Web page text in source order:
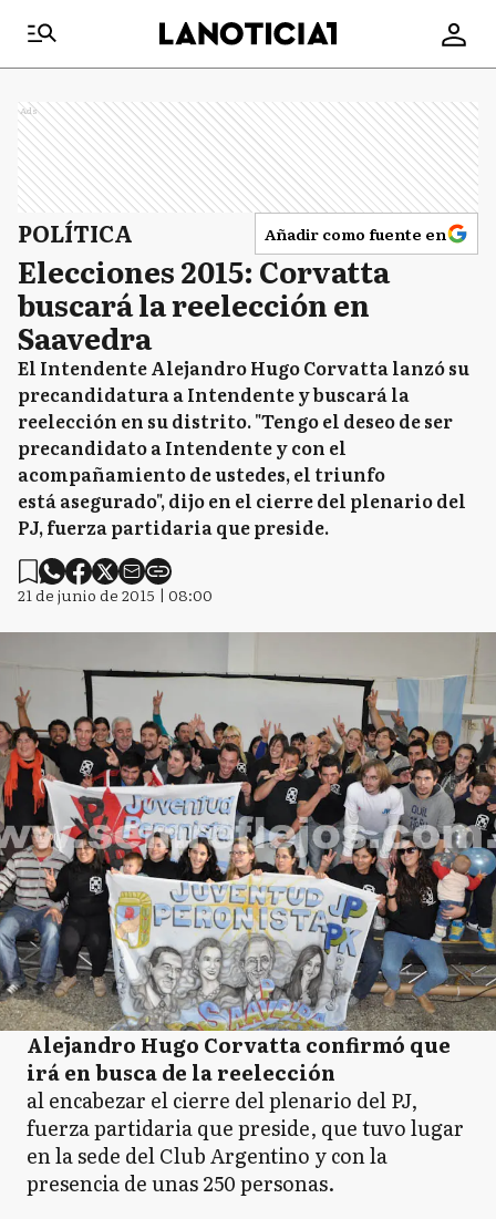
Ads
POLÍTICA Añadir como fuente en
Elecciones 2015: Corvatta
buscará la reelección en
Saavedra
El Intendente Alejandro Hugo Corvatta lanzó su
precandidatura a Intendente y buscará la
reelección en su distrito. "Tengo el deseo de ser
precandidato a Intendente y con el
acompañamiento de ustedes, el triunfo
está asegurado", dijo en el cierre del plenario del
PJ, fuerza partidaria que preside.
21 de junio de 2015 | 08:00
Alejandro Hugo Corvatta confirmó que
irá en busca de la reelección
al encabezar el cierre del plenario del PJ,
fuerza partidaria que preside, que tuvo lugar
en la sede del Club Argentino y con la
presencia de unas 250 personas.